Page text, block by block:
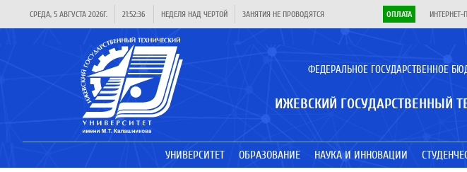
СРЕДА, 5 АВГУСТА 2026Г. 21:52:36 НЕДЕЛЯ НАД ЧЕРТОЙ ЗАНЯТИЯ НЕ ПРОВОДЯТСЯ ОПЛАТА
ФЕДЕРАЛЬНОЕ ГОСУДАРСТВЕННОЕ
ИЖЕВСКИЙ ГОСУДАРСТВЕННЫЙ
УНИВЕРСИТЕТ ОБРАЗОВАНИЕ НАУКА И ИННОВАЦИИ